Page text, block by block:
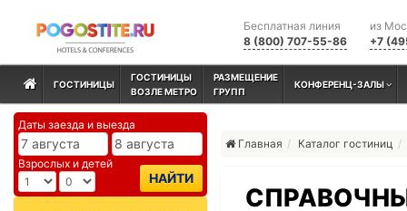
из
+7
Бесплатная линия
8 (800) 707-55-86
ГОСТИНИЦЫ
ГОСТИНИЦЫ
ВОЗЛЕ МЕТРО
РАЗМЕЩЕНИЕ
ГРУПП
КОНФЕРЕНЦ-ЗАЛЫ
Даты заезда и выезда
Взрослых и детей
НАЙТИ
Главная Каталог гостиниц